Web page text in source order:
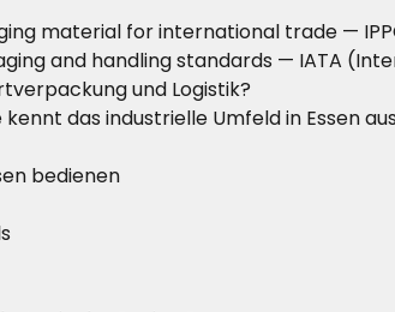
material for international trade —
and handling standards — IATA
und Logistik?
kennt das industrielle Umfeld in Essen
bedienen